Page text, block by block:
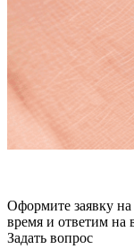
Оформите заявку
время и ответим на
Задать вопрос